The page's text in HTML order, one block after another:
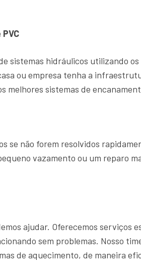
sistemas hidráulicos utilizando
ou empresa tenha a
melhores sistemas de
se não forem resolvidos
vazamento ou um reparo
ajudar. Oferecemos serviços
sem problemas. Nosso
de aquecimento, de maneira